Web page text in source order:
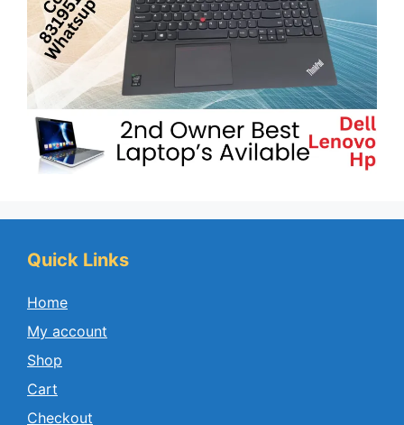
Quick Links
Home
My account
Shop
Cart
Checkout